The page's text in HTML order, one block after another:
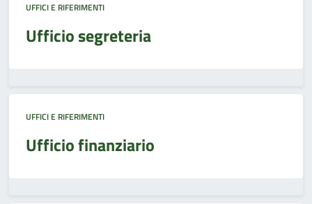
UFFICI E RIFERIMENTI
Ufficio segreteria
UFFICI E RIFERIMENTI
Ufficio finanziario